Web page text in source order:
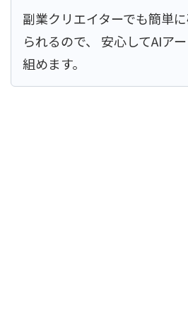
副業クリエイターでも簡単
られるので、 安心してAIア
組めます。